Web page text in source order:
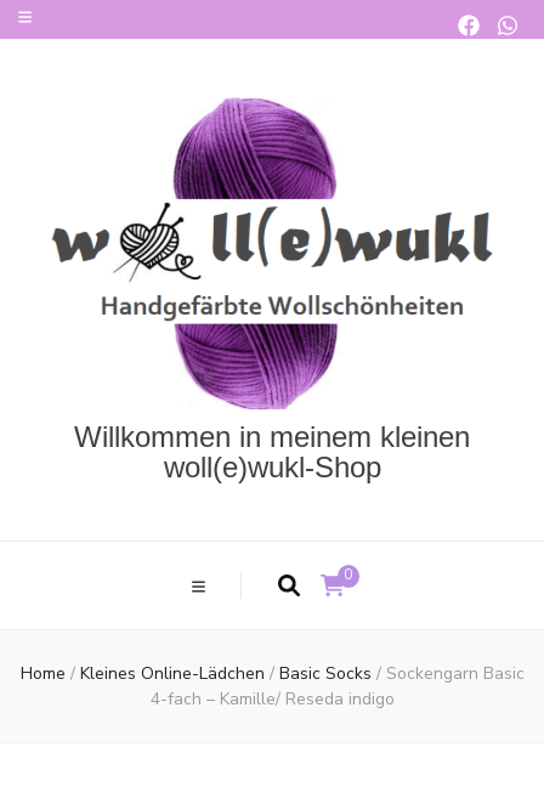
Willkommen in meinem kleinen
woll(e)wukl-Shop
0
Home / Kleines Online-Lädchen / Basic Socks / Sockengarn Basic
4-fach – Kamille/ Reseda indigo